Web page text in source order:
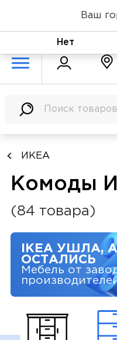
ИКЕА
Комоды
(84 товара)
IKEA УШЛА,
ОСТАЛИСЬ
Мебель от
Ваш
Нет